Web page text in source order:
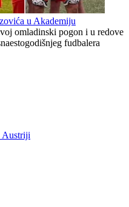
i Velež u četvrtak jure
u Akademiju
omladinski pogon i u redove